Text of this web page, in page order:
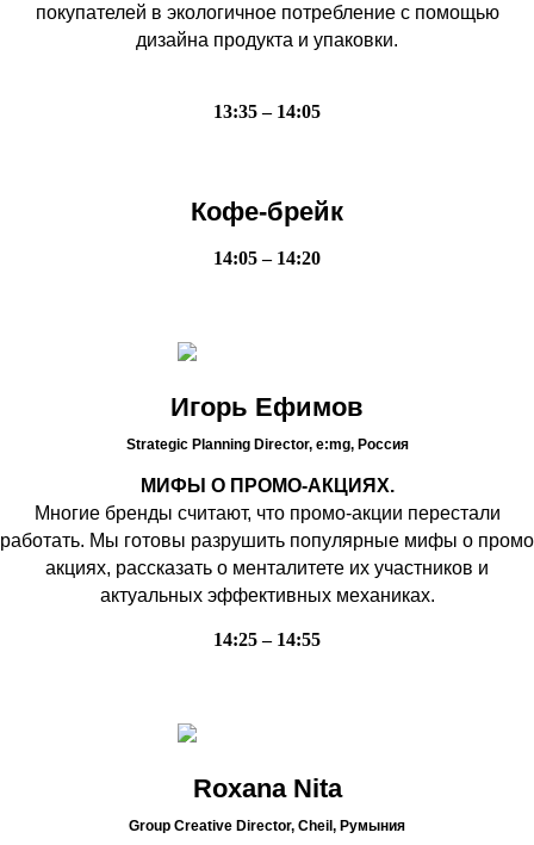
покупателей в экологичное потребление с помощью
дизайна продукта и упаковки.
13:35 – 14:05
Кофе-брейк
14:05 – 14:20
Игорь Ефимов
Strategic Planning Director, e:mg, Россия
МИФЫ О ПРОМО-АКЦИЯХ.
Многие бренды считают, что промо-акции перестали
работать. Мы готовы разрушить популярные мифы о промо
акциях, рассказать о менталитете их участников и
актуальных эффективных механиках.
14:25 – 14:55
Roxana Nita
Group Creative Director, Cheil, Румыния